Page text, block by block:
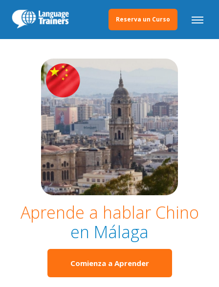
Reserva un Curso
Aprende a hablar Chino
en Málaga
Comienza a Aprender